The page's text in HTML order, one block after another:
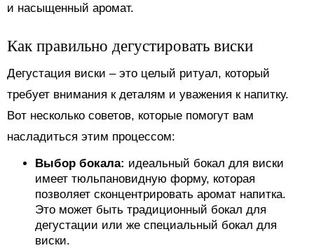
и насыщенный аромат.
Как правильно дегустировать виски
Дегустация виски – это целый ритуал, который
требует внимания к деталям и уважения к напитку.
Вот несколько советов, которые помогут вам
насладиться этим процессом:
Выбор бокала: идеальный бокал для виски
имеет тюльпановидную форму, которая
позволяет сконцентрировать аромат напитка.
Это может быть традиционный бокал для
дегустации или же специальный бокал для
виски.